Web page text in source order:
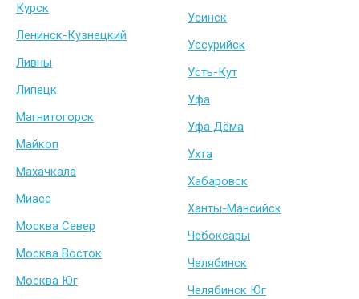
Курск
Ленинск-Кузнецкий
Ливны
Липецк
Магнитогорск
Майкоп
Махачкала
Миасс
Москва Север
Москва Восток
Москва Юг
Усинск
Уссурийск
Усть-Кут
Уфа
Уфа Дёма
Ухта
Хабаровск
Ханты-Мансийск
Чебоксары
Челябинск
Челябинск Юг